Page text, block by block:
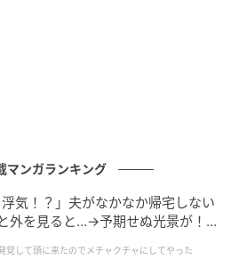
変更しています。
元記事で読む
マンガランキング
気！？」夫がなかなか帰宅しない
外を見ると…→予期せぬ光景が！
てやった
覚して頭に来たのでメチャクチャにしてやった